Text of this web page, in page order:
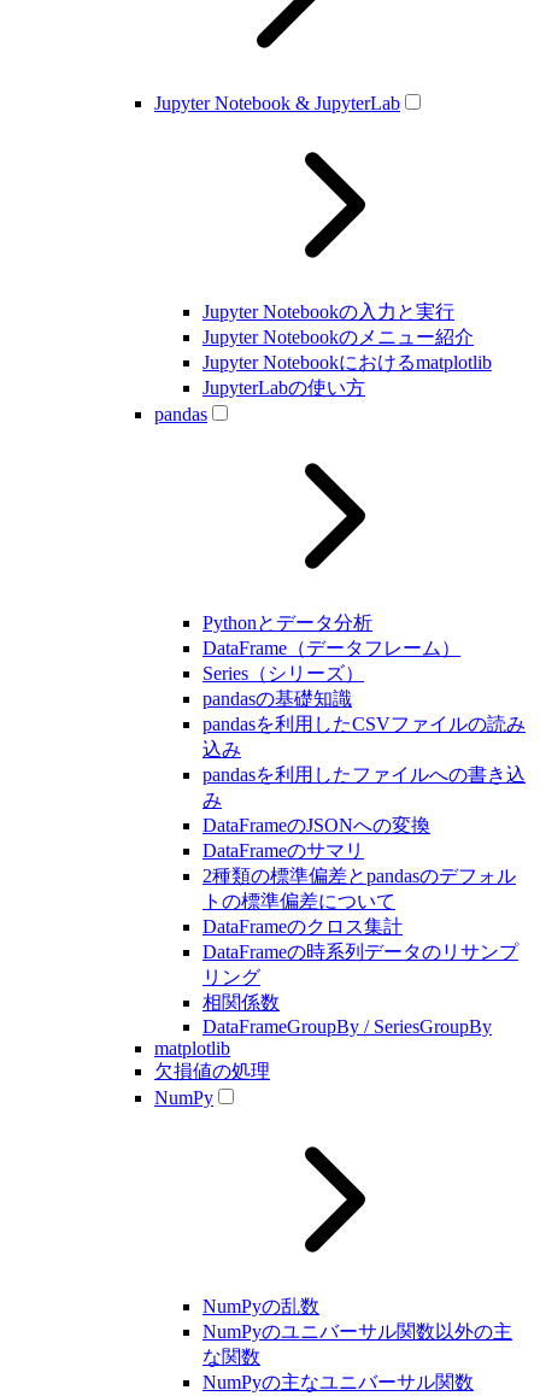
Jupyter Notebook & JupyterLab
Jupyter Notebookの入力と実行
Jupyter Notebookのメニュー紹介
Jupyter Notebookにおけるmatplotlib
JupyterLabの使い方
pandas
Pythonとデータ分析
DataFrame（データフレーム）
Series（シリーズ）
pandasの基礎知識
pandasを利用したCSVファイルの読み
込み
pandasを利用したファイルへの書き込
み
DataFrameのJSONへの変換
DataFrameのサマリ
2種類の標準偏差とpandasのデフォル
トの標準偏差について
DataFrameのクロス集計
DataFrameの時系列データのリサンプ
リング
相関係数
DataFrameGroupBy / SeriesGroupBy
matplotlib
欠損値の処理
NumPy
NumPyの乱数
NumPyのユニバーサル関数以外の主
な関数
NumPyの主なユニバーサル関数